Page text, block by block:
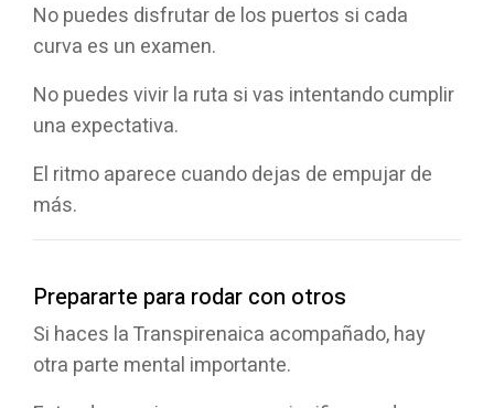
No puedes disfrutar de los puertos si cada
curva es un examen.
No puedes vivir la ruta si vas intentando cumplir
una expectativa.
El ritmo aparece cuando dejas de empujar de
más.
Prepararte para rodar con otros
Si haces la Transpirenaica acompañado, hay
otra parte mental importante.